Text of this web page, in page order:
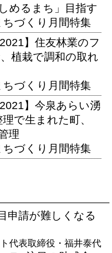
めるまち」目指す
ちづくり月間特集
】住友林業のフ
植栽で調和の取れ
ちづくり月間特集
】今泉あらい湧
で生まれた町、
理
ちづくり月間特集
申請が難しくなる
代表取締役・福井泰代